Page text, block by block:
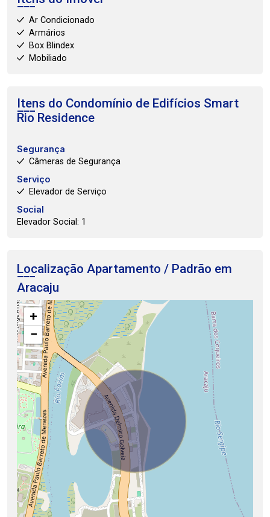
Ar Condicionado
Armários
Box Blindex
Mobiliado
Itens do Condomínio de Edifícios Smart
Rio Residence
Segurança
Câmeras de Segurança
Serviço
Elevador de Serviço
Social
Elevador Social: 1
Localização Apartamento / Padrão em
Aracaju
+
−